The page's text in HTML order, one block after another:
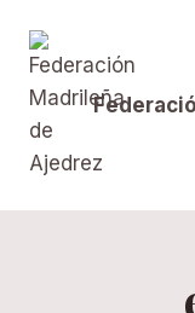
contenido